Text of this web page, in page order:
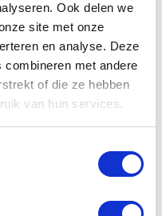
Ook delen we
site met onze
en analyse. Deze
combineren met andere
of die ze hebben
van hun services.